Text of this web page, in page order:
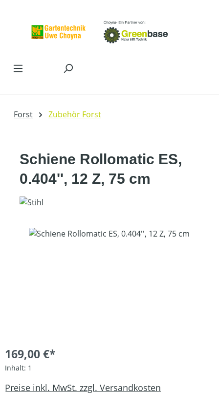
Forst Zubehör Forst
Schiene Rollomatic ES,
0.404'', 12 Z, 75 cm
Bildergalerie überspringen
169,00 €*
Inhalt: 1
Preise inkl. MwSt. zzgl. Versandkosten